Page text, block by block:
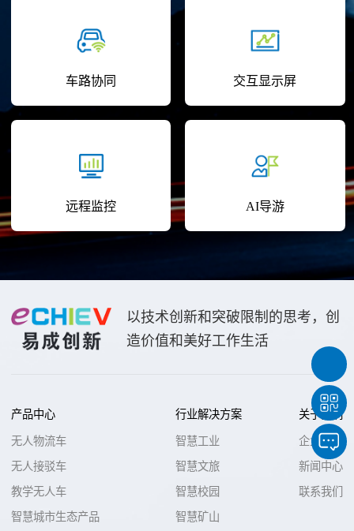
车路协同 交互显示屏
远程监控 AI导游
以技术创新和突破限制的思考，创
造价值和美好工作生活
产品中心
无人物流车
无人接驳车
教学无人车
智慧城市生态产品
行业解决方案
智慧工业
智慧文旅
智慧校园
智慧矿山
关于我们
企业介绍
新闻中心
联系我们